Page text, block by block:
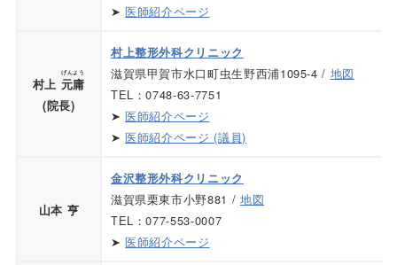
➤医師紹介ページ
村上 元庸
げんよう
(院長)
村上整形外科クリニック
滋賀県甲賀市水口町虫生野西浦1095-4 / 地図
TEL：0748-63-7751
➤医師紹介ページ
➤医師紹介ページ (議員)
山本 亨
金沢整形外科クリニック
滋賀県栗東市小野881 / 地図
TEL：077-553-0007
➤医師紹介ページ